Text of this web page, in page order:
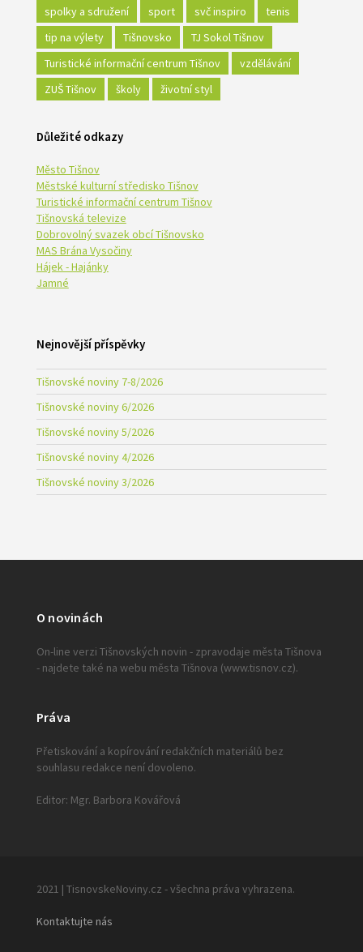
spolky a sdružení
sport svč inspiro
tenis
tip na výlety
Tišnovsko
TJ Sokol Tišnov
Turistické informační centrum Tišnov
vzdělávání
ZUŠ Tišnov
školy životní styl
Důležité odkazy
Město Tišnov
Městské kulturní středisko Tišnov
Turistické informační centrum Tišnov
Tišnovská televize
Dobrovolný svazek obcí Tišnovsko
MAS Brána Vysočiny
Hájek - Hajánky
Jamné
Nejnovější příspěvky
Tišnovské noviny 7-8/2026
Tišnovské noviny 6/2026
Tišnovské noviny 5/2026
Tišnovské noviny 4/2026
Tišnovské noviny 3/2026
O novinách
On-line verzi Tišnovských novin - zpravodaje města Tišnova
- najdete také na webu města Tišnova (www.tisnov.cz).
Práva
Přetiskování a kopírování redakčních materiálů bez
souhlasu redakce není dovoleno.
Editor: Mgr. Barbora Kovářová
2021 | TisnovskeNoviny.cz - všechna práva vyhrazena.
Kontaktujte nás